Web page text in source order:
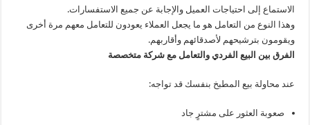
الاستماع إلى احتياجات العميل والإجابة عن جميع الاستفسارات.
وهذا النوع من التعامل هو ما يجعل العملاء يعودون للتعامل معهم مرة أخرى
ويقومون بترشيحهم لأصدقائهم وأقاربهم.
الفرق بين البيع الفردي والتعامل مع شركة متخصصة
عند محاولة بيع المطبخ بنفسك قد تواجه:
صعوبة العثور على مشترٍ جاد